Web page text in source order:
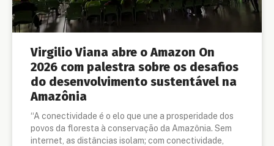
Virgilio Viana abre o Amazon On
2026 com palestra sobre os desafios
do desenvolvimento sustentável na
Amazônia
“A conectividade é o elo que une a prosperidade dos
povos da floresta à conservação da Amazônia. Sem
internet, as distâncias isolam; com conectividade,